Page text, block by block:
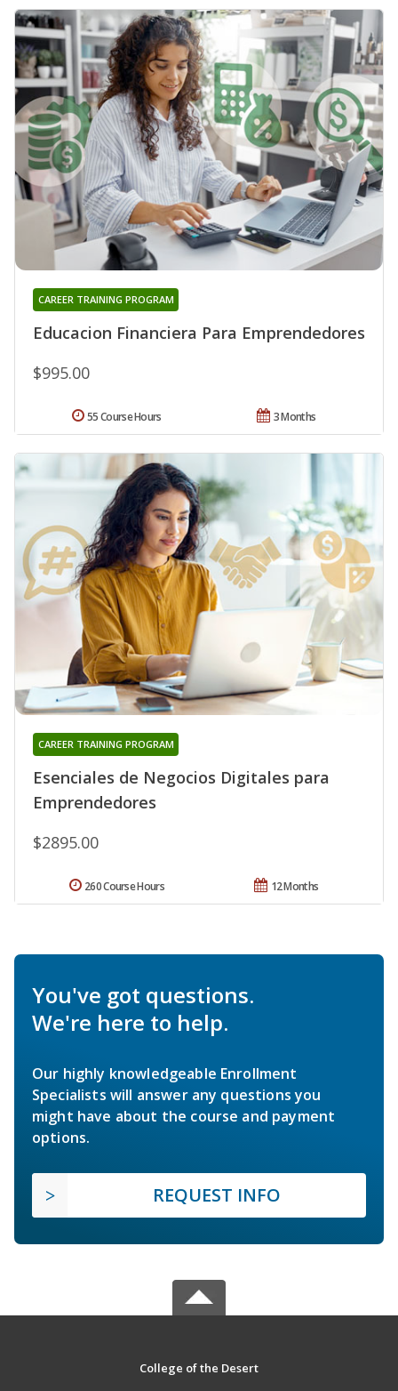
Educacion Financiera Para Emprendedores
CAREER TRAINING PROGRAM
$995.00
3 Months
55 Course Hours
Esenciales de Negocios Digitales para
Emprendedores
CAREER TRAINING PROGRAM
$2895.00
12 Months
260 Course Hours
You've got questions.
We're here to help.
Our highly knowledgeable Enrollment
Specialists will answer any questions you
might have about the course and payment
options.
REQUEST INFO
College of the Desert